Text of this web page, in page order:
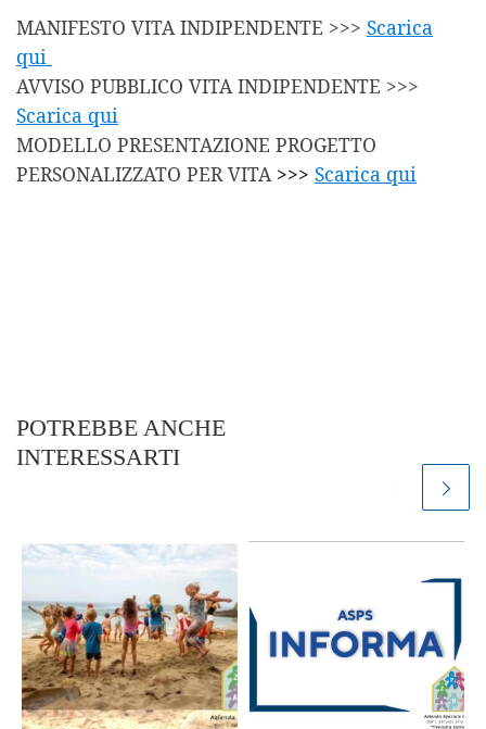
MANIFESTO VITA INDIPENDENTE >>> Scarica
qui
AVVISO PUBBLICO VITA INDIPENDENTE >>>
Scarica qui
MODELLO PRESENTAZIONE PROGETTO
PERSONALIZZATO PER VITA >>> Scarica qui
POTREBBE ANCHE
INTERESSARTI